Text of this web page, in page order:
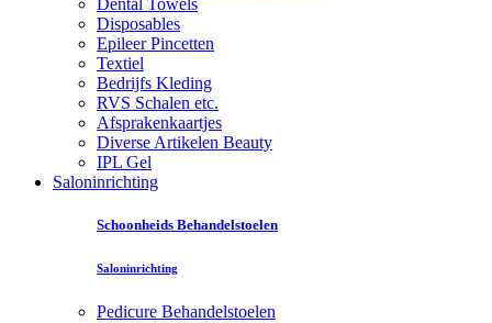
Dental Towels
Disposables
Epileer Pincetten
Textiel
Bedrijfs Kleding
RVS Schalen etc.
Afsprakenkaartjes
Diverse Artikelen Beauty
IPL Gel
Saloninrichting
Schoonheids Behandelstoelen
Saloninrichting
Pedicure Behandelstoelen